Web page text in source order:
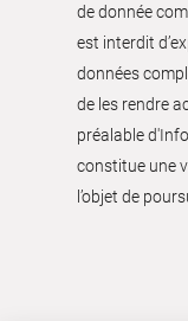
de donnée
est interdit
données
de les rendre
préalable
constitue une
l’objet de